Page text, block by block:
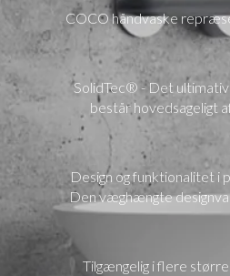
COCO håndvaske
SolidTec® - Det
består hovedsageligt
Design og funktionalitet i
Den væghængte
Tilgængelig i flere